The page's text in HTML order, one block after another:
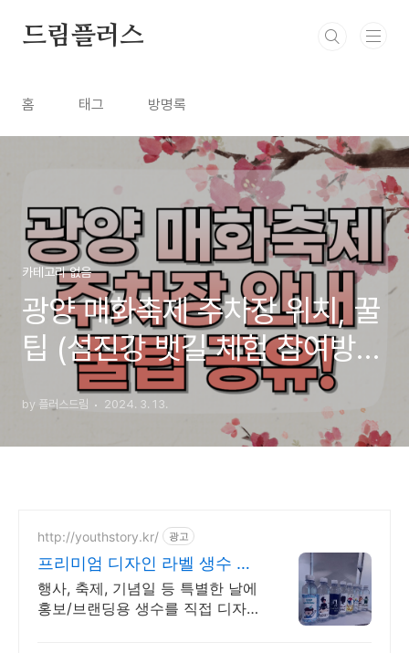
드림플러스
홈 태그 방명록
카테고리 없음
광양 매화축제 주차장 위치, 꿀
팁 (섬진강 뱃길 체험 참여방
by 플러스드림 2024. 3. 13.
http://youthstory.kr/ 광고
프리미엄 디자인 라벨 생수 청
춘스토리
행사, 축제, 기념일 등 특별한 날에
홍보/브랜딩용 생수를 직접 디자인